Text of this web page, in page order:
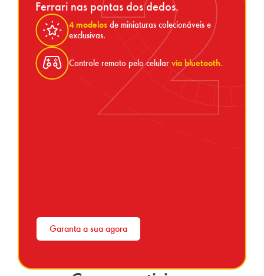
Ferrari nas pontas dos dedos.
4 modelosde miniaturas colecionáveis e
exclusivas.
Controle remoto pelo celular via bluetooth.
Garanta a sua agora